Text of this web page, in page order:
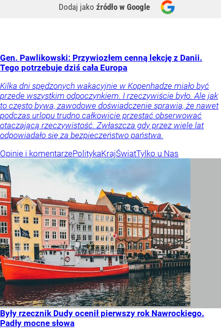
Dodaj jako źródło w Google
Gen. Pawlikowski: Przywiozłem cenną lekcję z Danii.
Tego potrzebuje dziś cała Europa
Kilka dni spędzonych wakacyjnie w Kopenhadze miało być
przede wszystkim odpoczynkiem. I rzeczywiście było. Ale jak
to często bywa, zawodowe doświadczenie sprawia, że nawet
podczas urlopu trudno całkowicie przestać obserwować
otaczającą rzeczywistość. Zwłaszcza gdy przez wiele lat
odpowiadało się za bezpieczeństwo państwa.
Opinie i komentarzePolitykaKrajŚwiatTylko u Nas
Były rzecznik Dudy ocenił pierwszy rok Nawrockiego.
Padły mocne słowa